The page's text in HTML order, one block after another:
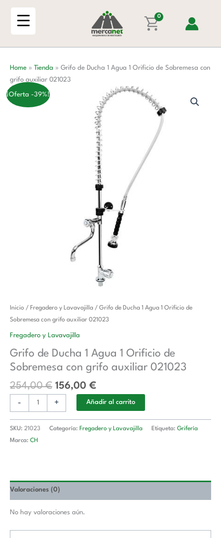
0
Home » Tienda » Grifo de Ducha 1 Agua 1 Orificio de Sobremesa con
grifo auxiliar 021023
¡Oferta -39%!
Inicio / Fregadero y Lavavajilla / Grifo de Ducha 1 Agua 1 Orificio de
Sobremesa con grifo auxiliar 021023
Fregadero y Lavavajilla
Grifo de Ducha 1 Agua 1 Orificio de
Sobremesa con grifo auxiliar 021023
254,00€
El
precio
original
254,00 €.
156,00 €
El
precio
156,00 €.
-
Grifo
de
Ducha
Agua
1
de
Sobremesa
con
grifo
auxiliar
+ Añadir al carrito
SKU: 21023 Categoría: Fregadero y Lavavajilla Etiqueta: Grifería
Marca: CH
Valoraciones (0)
No hay valoraciones aún.
Agua
1
Orificio
Sobremesa
con
grifo
auxiliar